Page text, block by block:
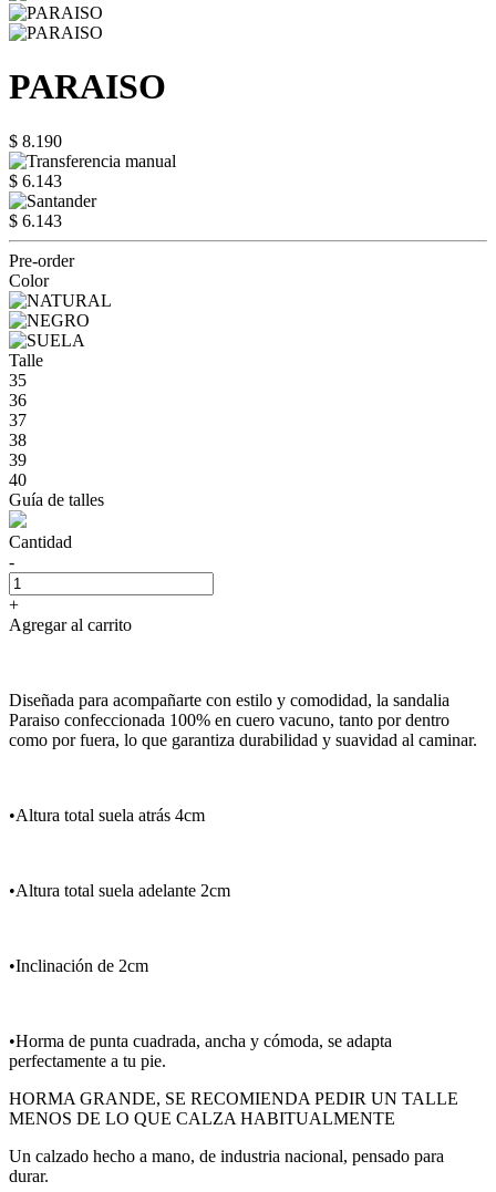
PARAISO
$ 8.190
$ 6.143
$ 6.143
Pre-order
Color
Talle
35
36
37
38
39
40
Guía de talles
Cantidad
-
+
Agregar al carrito
Diseñada para acompañarte con estilo y comodidad, la sandalia
Paraiso confeccionada 100% en cuero vacuno, tanto por dentro
como por fuera, lo que garantiza durabilidad y suavidad al caminar.
•Altura total suela atrás 4cm
•Altura total suela adelante 2cm
•Inclinación de 2cm
•Horma de punta cuadrada, ancha y cómoda, se adapta
perfectamente a tu pie.
HORMA GRANDE, SE RECOMIENDA PEDIR UN TALLE
MENOS DE LO QUE CALZA HABITUALMENTE
Un calzado hecho a mano, de industria nacional, pensado para
durar.